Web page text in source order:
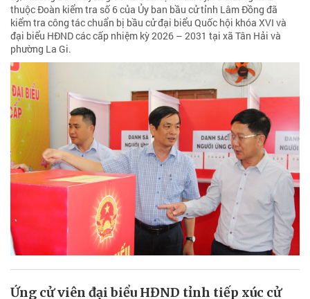
thuộc Đoàn kiểm tra số 6 của Ủy ban bầu cử tỉnh Lâm Đồng đã
kiểm tra công tác chuẩn bị bầu cử đại biểu Quốc hội khóa XVI và
đại biểu HĐND các cấp nhiệm kỳ 2026 – 2031 tại xã Tân Hải và
phường La Gi.
Ứng cử viên đại biểu HĐND tỉnh tiếp xúc cử